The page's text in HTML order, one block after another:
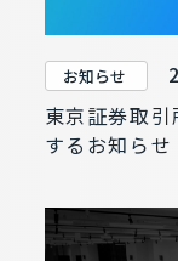
お知らせ
東京証券取
するお知らせ